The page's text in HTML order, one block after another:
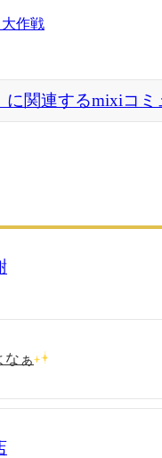
作戦
に関連するmixiコ
なぁ